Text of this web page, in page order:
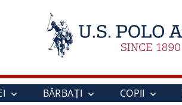
BĂRBAȚI COPII